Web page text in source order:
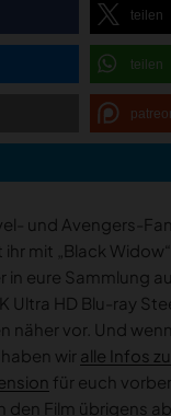
teilen
teilen
und Avengers-
mit „Black
in eure Sammlung
Ultra HD Blu-ray
näher vor. Und
wir alle Infos
für euch
den Film übrigens